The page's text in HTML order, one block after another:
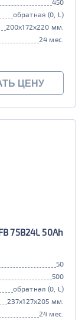
450
обратная (0, L)
200x172x220 мм.
24 мес.
ЦЕНУ
75B24L 50Ah
50
500
обратная (0, L)
237x127x205 мм.
24 мес.